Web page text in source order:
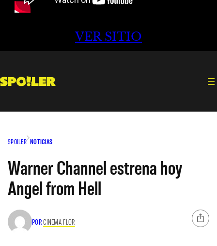
VER SITIO
SPOILER NOTICIAS
Warner Channel estrena hoy
Angel from Hell
PORCINEMA FLOR